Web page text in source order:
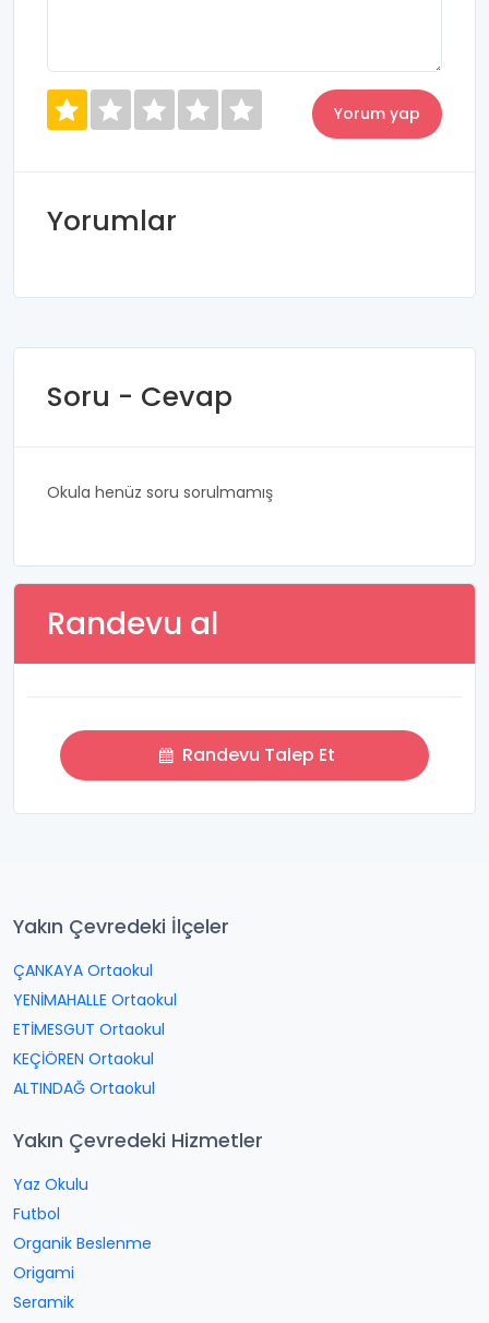
Yorumlar
Soru - Cevap
Okula henüz soru sorulmamış
Randevu al
Randevu Talep Et
Yakın Çevredeki İlçeler
ÇANKAYA Ortaokul
YENİMAHALLE Ortaokul
ETİMESGUT Ortaokul
KEÇİÖREN Ortaokul
ALTINDAĞ Ortaokul
Yakın Çevredeki Hizmetler
Yaz Okulu
Futbol
Organik Beslenme
Origami
Seramik